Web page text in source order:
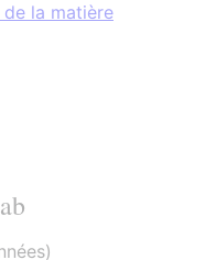
la matière
)